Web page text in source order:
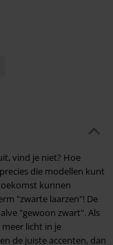
vind je niet? Hoe
die modellen kunt
kunnen
"zwarte laarzen"! De
"gewoon zwart". Als
licht in je
de juiste accenten, dan